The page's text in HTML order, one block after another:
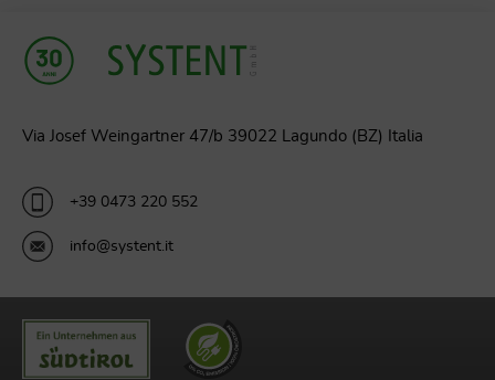
Via Josef Weingartner 47/b 39022 Lagundo (BZ) Italia
+39 0473 220 552
info@systent.it